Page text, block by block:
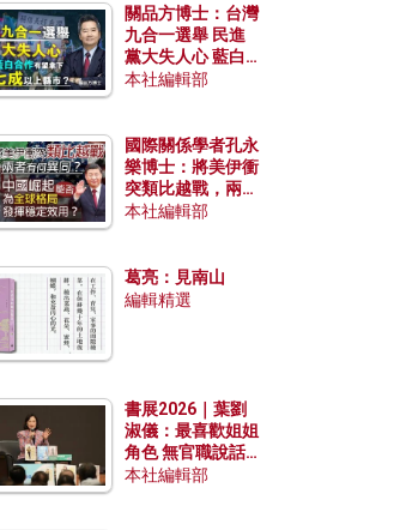
關品方博士：台灣
九合一選舉 民進
黨大失人心 藍白
合作有望拿下七成
本社編輯部
國際關係學者孔永
樂博士：將美伊衝
突類比越戰，兩者
有何異同？中國崛
本社編輯部
葛亮：見南山
編輯精選
書展2026｜葉劉
淑儀：最喜歡姐姐
角色 無官職說話
包袱少
本社編輯部